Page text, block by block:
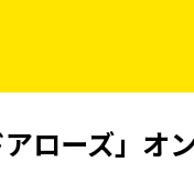
アローズ」オ